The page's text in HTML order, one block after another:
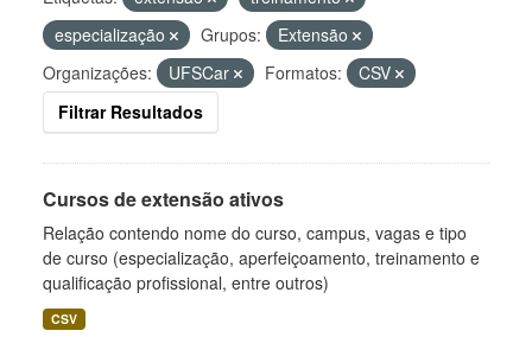
especialização
Grupos:
Extensão
Organizações:
UFSCar Formatos:
CSV
Filtrar Resultados
Cursos de extensão ativos
Relação contendo nome do curso, campus, vagas e tipo
de curso (especialização, aperfeiçoamento, treinamento e
qualificação profissional, entre outros)
CSV